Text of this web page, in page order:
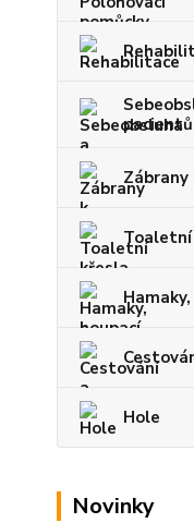
pacientů
Hole
Novinky